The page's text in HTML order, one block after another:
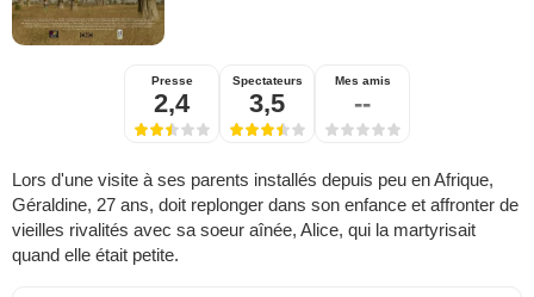
Presse
2,4
Spectateurs
3,5
Mes amis
--
Lors d'une visite à ses parents installés depuis peu en Afrique,
Géraldine, 27 ans, doit replonger dans son enfance et affronter de
vieilles rivalités avec sa soeur aînée, Alice, qui la martyrisait
quand elle était petite.